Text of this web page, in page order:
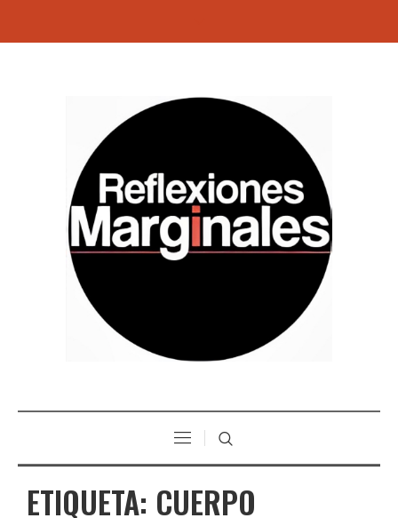
ETIQUETA: CUERPO